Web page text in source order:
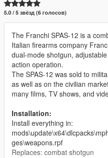
5.0 / 5 звёзд (6 голосов)
The Franchi SPAS-12 is a
Italian firearms company
dual-mode shotgun,
action operation.
The SPAS-12 was sold to
as well as on the civilian
many films, TV shows, and
Installation:
Install everything in:
ges\weapons.rpf
Replaces: combat shotgun